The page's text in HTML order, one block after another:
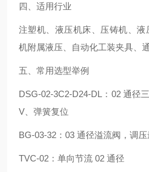
四、适用行业
注塑机、液压机床、压铸机、
机附属液压、自动化工装夹具、
五、常用选型举例
DSG‑02‑3C2‑D24‑DL：02 通
V、弹簧复位
BG‑03‑32：03 通径溢流阀，调
TVC‑02：单向节流 02 通径